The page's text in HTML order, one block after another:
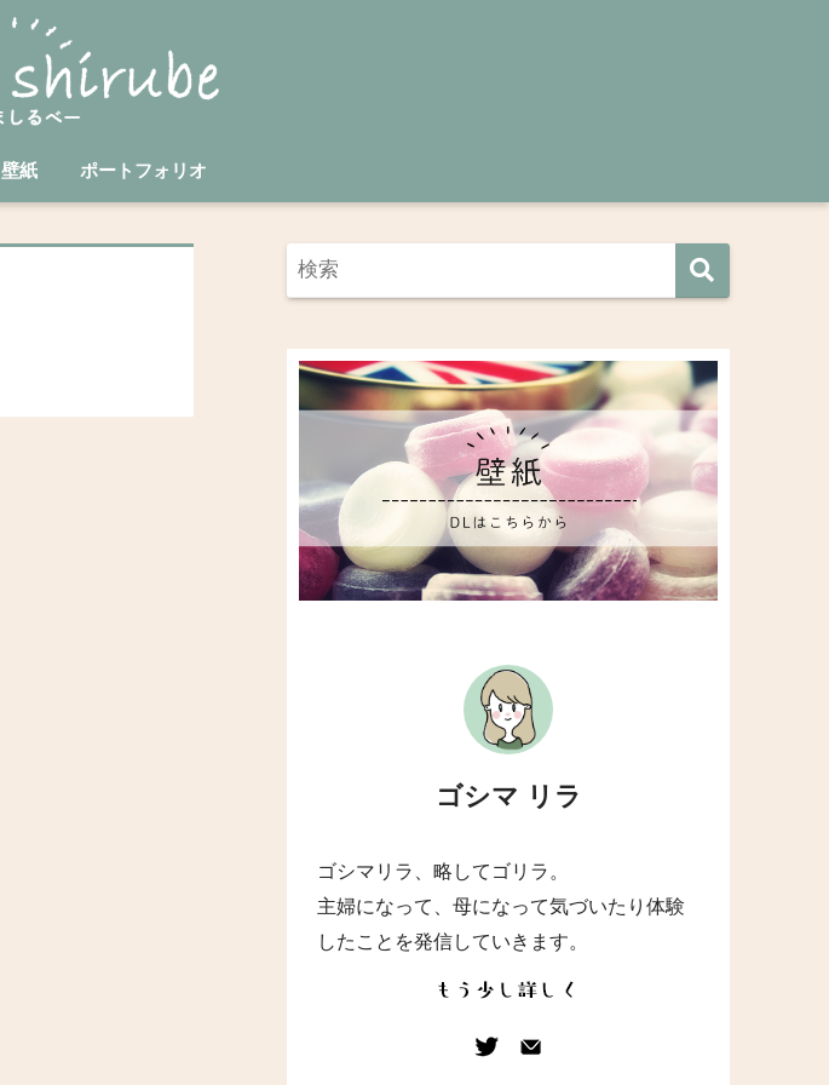
壁紙 ポートフォリオ
ゴシマ リラ
ゴシマリラ、略してゴリラ。
主婦になって、母になって気づいたり体験
したことを発信していきます。